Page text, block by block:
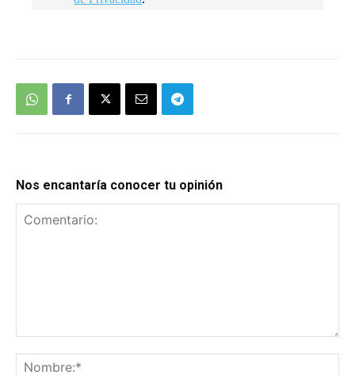
Nos encantaría conocer tu opinión